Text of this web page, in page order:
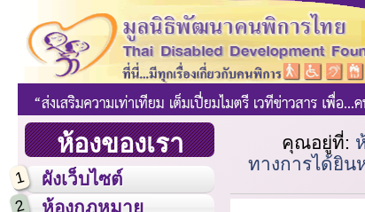
ห้องของเรา
1 ผังเว็บไซต์
2 ห้องกฎหมาย
คุณอยู่ที่:
ทางการได้ยิน